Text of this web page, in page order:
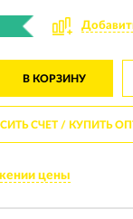
В КОРЗИНУ
СЧЕТ / КУПИТЬ
цены